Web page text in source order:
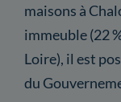
maisons à
immeuble (22
Loire), il est
du